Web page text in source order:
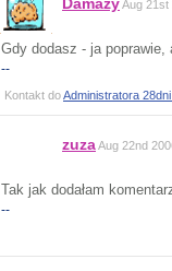
Aug 21st
Gdy dodasz - ja
--
Kontakt doAdministratora
zuzaAug 22nd
Tak jak dodałam
--